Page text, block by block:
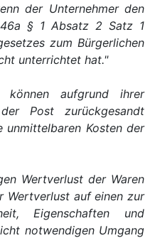
der Unternehmer den
§ 1 Absatz 2 Satz 1
zum Bürgerlichen
unterrichtet hat."
aufgrund ihrer
Post zurückgesandt
unmittelbaren Kosten der
Wertverlust der Waren
Wertverlust auf einen zur
Eigenschaften und
notwendigen Umgang